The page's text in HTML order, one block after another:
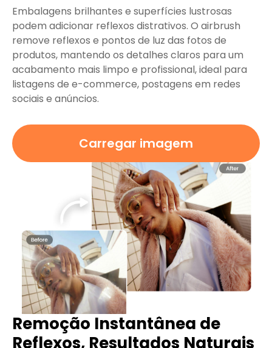
Embalagens brilhantes e superfícies lustrosas
podem adicionar reflexos distrativos. O airbrush
remove reflexos e pontos de luz das fotos de
produtos, mantendo os detalhes claros para um
acabamento mais limpo e profissional, ideal para
listagens de e-commerce, postagens em redes
sociais e anúncios.
Carregar imagem
Remoção Instantânea de
Reflexos, Resultados Naturais